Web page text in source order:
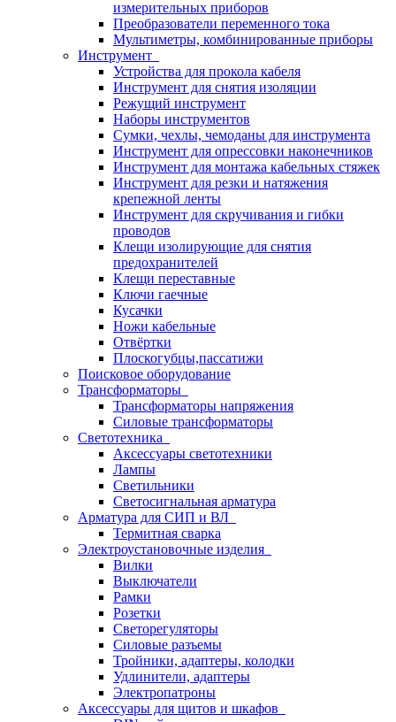
измерительных приборов
Преобразователи переменного тока
Мультиметры, комбинированные приборы
Инструмент
Устройства для прокола кабеля
Инструмент для снятия изоляции
Режущий инструмент
Наборы инструментов
Сумки, чехлы, чемоданы для инструмента
Инструмент для опрессовки наконечников
Инструмент для монтажа кабельных стяжек
Инструмент для резки и натяжения
крепежной ленты
Инструмент для скручивания и гибки
проводов
Клещи изолирующие для снятия
предохранителей
Клещи переставные
Ключи гаечные
Кусачки
Ножи кабельные
Отвёртки
Плоскогубцы,пассатижи
Поисковое оборудование
Трансформаторы
Трансформаторы напряжения
Силовые трансформаторы
Светотехника
Аксессуары светотехники
Лампы
Светильники
Светосигнальная арматура
Арматура для СИП и ВЛ
Термитная сварка
Электроустановочные изделия
Вилки
Выключатели
Рамки
Розетки
Светорегуляторы
Силовые разъемы
Тройники, адаптеры, колодки
Удлинители, адаптеры
Электропатроны
Аксессуары для щитов и шкафов